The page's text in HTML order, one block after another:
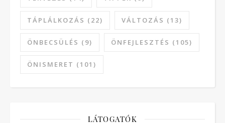
TÁPLÁLKOZÁS (22) VÁLTOZÁS (13)
ÖNBECSÜLÉS (9) ÖNFEJLESZTÉS (105)
ÖNISMERET (101)
LÁTOGATÓK